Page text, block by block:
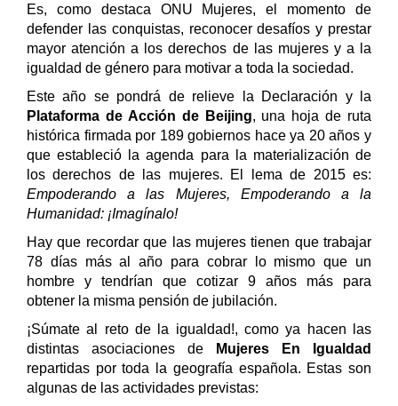
Es, como destaca ONU Mujeres, el momento de
defender las conquistas, reconocer desafíos y prestar
mayor atención a los derechos de las mujeres y a la
igualdad de género para motivar a toda la sociedad.
Este año se pondrá de relieve la Declaración y la
Plataforma de Acción de ‪‎Beijing‬, una hoja de ruta
histórica firmada por 189 gobiernos hace ya 20 años y
que estableció la agenda para la materialización de
los derechos de las mujeres. El lema de 2015 es:
Empoderando a las Mujeres, Empoderando a la
Humanidad: ¡Imagínalo!
Hay que recordar que las mujeres tienen que trabajar
78 días más al año para cobrar lo mismo que un
hombre y tendrían que cotizar 9 años más para
obtener la misma pensión de jubilación.
¡Súmate al reto de la ‪‎igualdad‬!, como ya hacen las
distintas asociaciones de
Mujeres En Igualdad
repartidas por toda la geografía española. Estas son
algunas de las actividades previstas: